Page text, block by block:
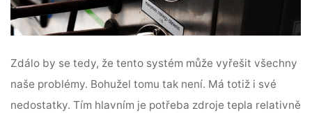
Zdálo by se tedy, že tento systém může vyřešit všechny
naše problémy. Bohužel tomu tak není. Má totiž i své
nedostatky. Tím hlavním je potřeba zdroje tepla relativně